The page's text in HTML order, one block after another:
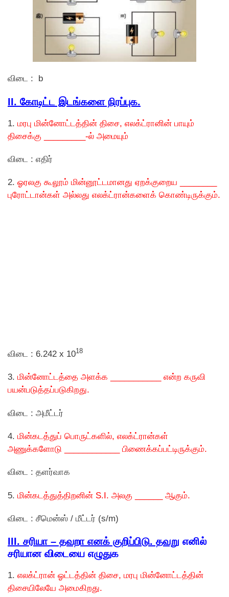
விடை : b
II. கோடிட்ட இடங்களை நிரப்புக.
1. மரபு மின்னோட்டத்தின் திசை, எலக்ட்ரானின் பாயும்
திசைக்கு _________-ல் அமையும்
விடை : எதிர்
2. ஓரலகு கூலூம் மின்னூட்டமானது ஏறக்குறைய ________
புரோட்டான்கள் அல்லது எலக்ட்ரான்களைக் கொண்டிருக்கும்.
விடை : 6.242 x 1018
3. மின்னோட்டத்தை அளக்க ___________ என்ற கருவி
பயன்படுத்தப்படுகிறது.
விடை : அமீட்டர்
4. மின்கடத்துப் பொருட்களில், எலக்ட்ரான்கள்
அணுக்களோடு ____________ பிணைக்கப்பட்டிருக்கும்.
விடை : தளர்வாக
5. மின்கடத்துத்திறனின் S.I. அலகு ______ ஆகும்.
விடை : சீமென்ஸ் / மீட்டர் (s/m)
III. சரியா – தவறா எனக் குறிப்பிடு. தவறு எனில்
சரியான விடையை எழுதுக
1. எலக்ட்ரான் ஓட்டத்தின் திசை, மரபு மின்னோட்டத்தின்
திசையிலேயே அமைகிறது.